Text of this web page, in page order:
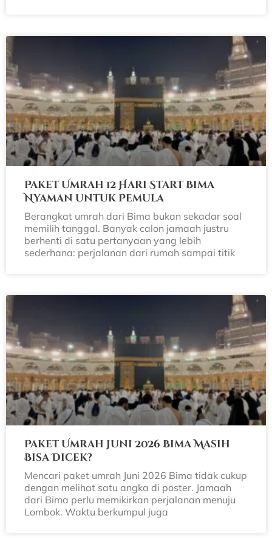
Paket Umrah 12 Hari Start Bima
Nyaman untuk Pemula
Berangkat umrah dari Bima bukan sekadar soal
memilih tanggal. Banyak calon jamaah justru
berhenti di satu pertanyaan yang lebih
sederhana: perjalanan dari rumah sampai titik
Paket Umrah Juni 2026 Bima Masih
Bisa Dicek?
Mencari paket umrah Juni 2026 Bima tidak cukup
dengan melihat satu angka di poster. Jamaah
dari Bima perlu memikirkan perjalanan menuju
Lombok. Waktu berkumpul juga